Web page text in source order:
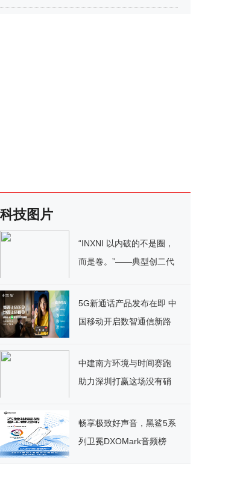
科技图片
“INXNI 以内破的不是圈，
而是卷。”​——典型创二代
5G新通话产品发布在即 中
国移动开启数智通信新路
中建南方环境与时间赛跑
助力深圳打赢这场没有硝
畅享极致好声音，黑鲨5系
列卫冕DXOMark音频榜